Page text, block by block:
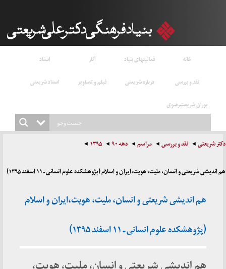
خانه فعالیتهای بنیاد آثار
اسناد
نقد و بررسی
درباره شریعتی فیلم و تصاویر
استاد شریعتی
پوران شریعت‌رضوی
دکتر شریعتی نقد و بررسی مراسم دهه ۹۰ ۱۳۹۵
هم اندیشی شریعتی و انسان، ملیت، هویت،ایران و اسلام (پژوهشکده علوم انسانی ـ ۱۱ اسفند ۱۳۹۵)
هم اندیشی شریعتی و انسان، ملیت، هویت،ایران و اسلام
(پژوهشکده علوم انسانی ـ ۱۱ اسفند ۱۳۹۵)